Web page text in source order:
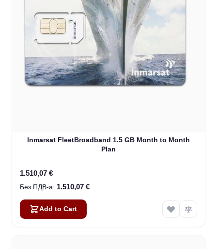
Inmarsat FleetBroadband 1.5 GB Month to Month
Plan
1.510,07 €
1.510,07 €
Add to Cart